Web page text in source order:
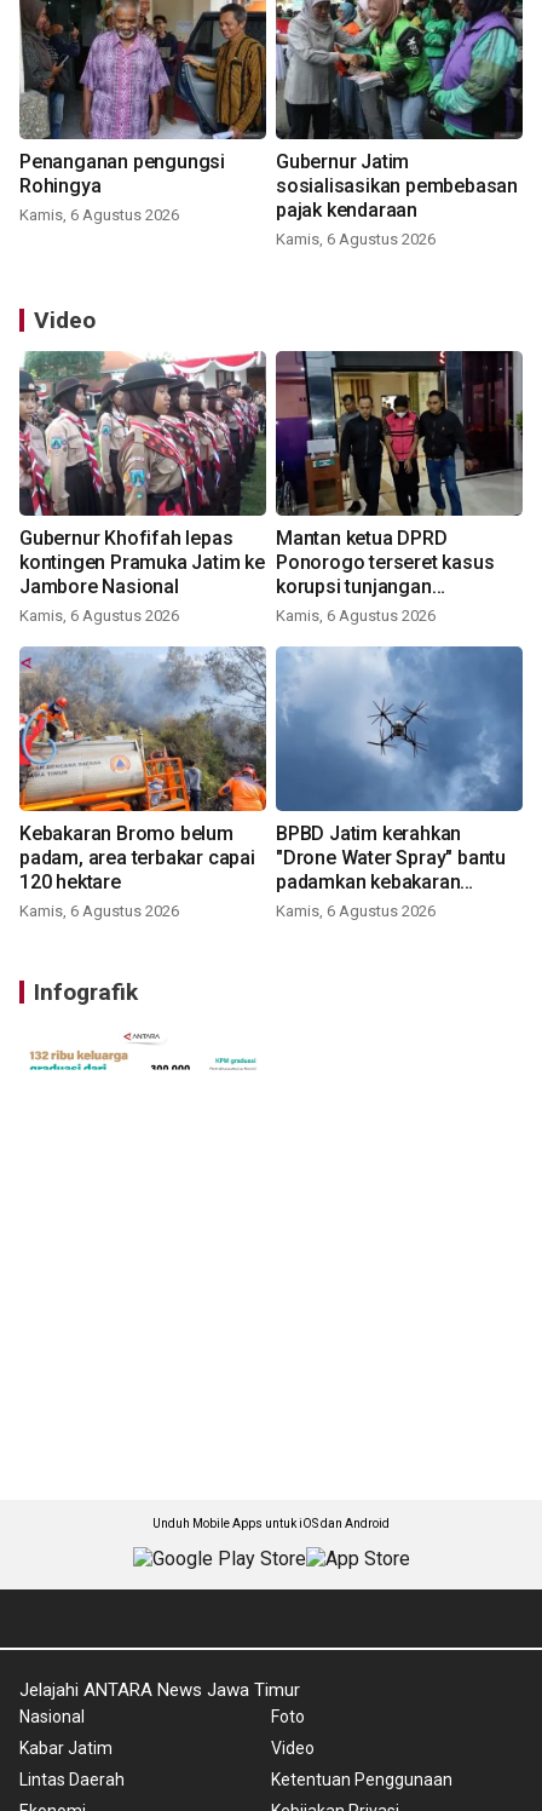
Penanganan pengungsi
Rohingya
Kamis, 6 Agustus 2026
Gubernur Jatim
sosialisasikan pembebasan
pajak kendaraan
Kamis, 6 Agustus 2026
Video
Gubernur Khofifah lepas
kontingen Pramuka Jatim ke
Jambore Nasional
Kamis, 6 Agustus 2026
Mantan ketua DPRD
Ponorogo terseret kasus
korupsi tunjangan
perumahan
Kamis, 6 Agustus 2026
Kebakaran Bromo belum
padam, area terbakar capai
120 hektare
Kamis, 6 Agustus 2026
BPBD Jatim kerahkan
"Drone Water Spray" bantu
padamkan kebakaran
Bromo
Kamis, 6 Agustus 2026
Infografik
Unduh Mobile Apps untuk iOS dan Android
Jelajahi ANTARA News Jawa Timur
Nasional
Kabar Jatim
Lintas Daerah
Foto
Video
Ketentuan Penggunaan